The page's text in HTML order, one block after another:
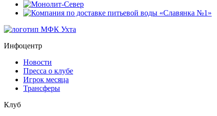
Инфоцентр
Новости
Пресса о клубе
Игрок месяца
Трансферы
Клуб